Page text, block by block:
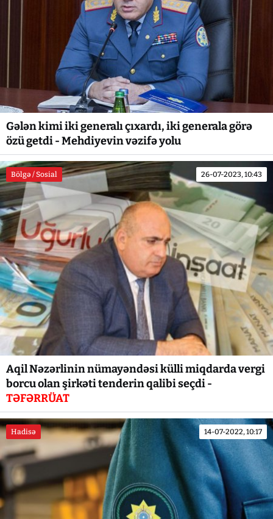
Gələn kimi iki generalı çıxardı, iki generala görə
özü getdi - Mehdiyevin vəzifə yolu
Bölgə / Sosial 26-07-2023, 10:43
Aqil Nəzərlinin nümayəndəsi külli miqdarda vergi
borcu olan şirkəti tenderin qalibi seçdi -
TƏFƏRRÜAT
Hadisə 14-07-2022, 10:17